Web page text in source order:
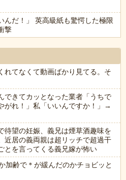
んだ！」 英高級紙も驚愕した極限
撃
れてなくて動画ばかり見てる。そ
できてカッとなった業者「うちで
がれ！」私「いいんですか！」→
待望の妊娠、義兄は煙草酒趣味を
近居の義両親は超リッチで超過干
とを言ってくる義兄嫁が怖い
加齢で＊が緩んだのかチョビッと